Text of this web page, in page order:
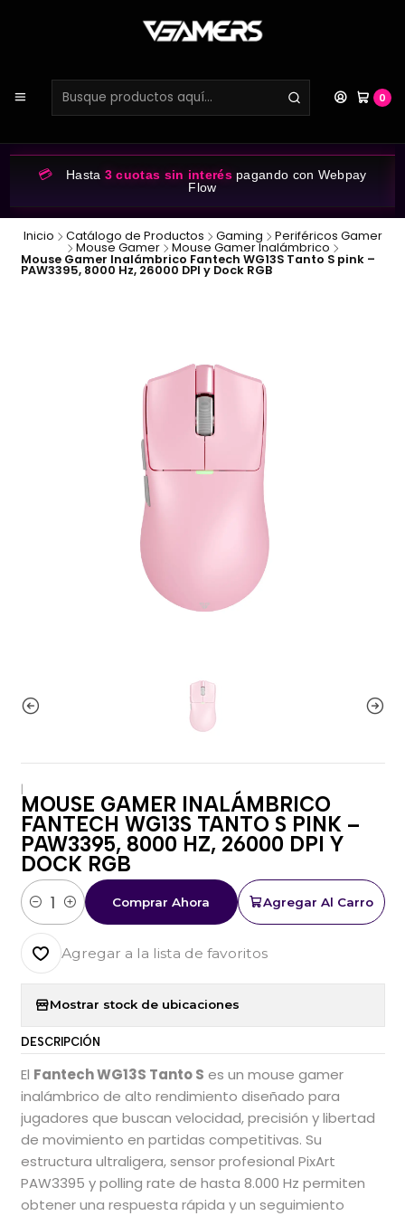
0
💳 Hasta 3 cuotas sin interéspagando con Webpay
Flow
Inicio Catálogo de Productos Gaming Periféricos Gamer
Mouse Gamer Mouse Gamer Inalámbrico
Mouse Gamer Inalámbrico Fantech WG13S Tanto S pink –
PAW3395, 8000 Hz, 26000 DPI y Dock RGB
|
MOUSE GAMER INALÁMBRICO
FANTECH WG13S TANTO S PINK –
PAW3395, 8000 HZ, 26000 DPI Y
DOCK RGB
Cantidad
Agregar Al Carro
Comprar Ahora
Agregar a la lista de favoritos
Mostrar stock de ubicaciones
DESCRIPCIÓN
El Fantech WG13S Tanto S es un mouse gamer
inalámbrico de alto rendimiento diseñado para
jugadores que buscan velocidad, precisión y libertad
de movimiento en partidas competitivas. Su
estructura ultraligera, sensor profesional PixArt
PAW3395 y polling rate de hasta 8.000 Hz permiten
obtener una respuesta rápida y un seguimiento